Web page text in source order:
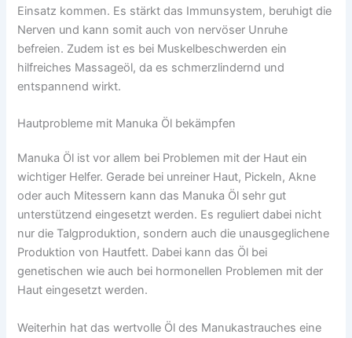
Einsatz kommen. Es stärkt das Immunsystem, beruhigt die
Nerven und kann somit auch von nervöser Unruhe
befreien. Zudem ist es bei Muskelbeschwerden ein
hilfreiches Massageöl, da es schmerzlindernd und
entspannend wirkt.
Hautprobleme mit Manuka Öl bekämpfen
Manuka Öl ist vor allem bei Problemen mit der Haut ein
wichtiger Helfer. Gerade bei unreiner Haut, Pickeln, Akne
oder auch Mitessern kann das Manuka Öl sehr gut
unterstützend eingesetzt werden. Es reguliert dabei nicht
nur die Talgproduktion, sondern auch die unausgeglichene
Produktion von Hautfett. Dabei kann das Öl bei
genetischen wie auch bei hormonellen Problemen mit der
Haut eingesetzt werden.
Weiterhin hat das wertvolle Öl des Manukastrauches eine